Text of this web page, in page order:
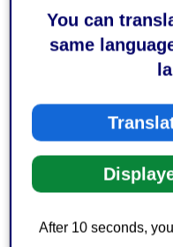
You can
same
After 10 seconds,
■償却資
〒
静岡市
（受付
平日午
なお、